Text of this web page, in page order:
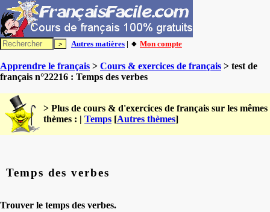
Autres matières | 🔸 Mon compte
Apprendre le français > Cours & exercices de français > test de
français n°22216 : Temps des verbes
> Plus de cours & d'exercices de français sur les mêmes
thèmes : | Temps [Autres thèmes]
Temps des verbes
Trouver le temps des verbes.